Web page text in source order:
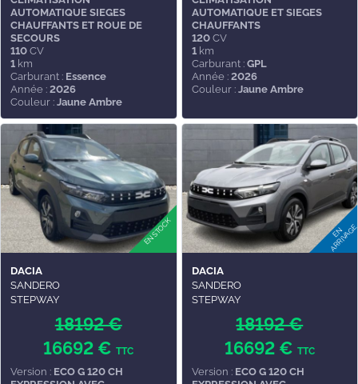
AUTOMATIQUE SIEGES
CHAUFFANTS ET ROUE DE
SECOURS
110 CV
1 km
Carburant : Essence
Année : 2026
Couleur : Jaune Ambre
AUTOMATIQUE ET SIEGES
CHAUFFANTS
120CV
1km
Carburant : GPL
Année : 2026
Couleur : Jaune Ambre
DACIA
SANDERO
STEPWAY
18192 €
16692 €TTC
Version : ECO G 120 CH
DACIA
SANDERO
STEPWAY
18192 €
16692 € TTC
Version : ECO G 120 CH